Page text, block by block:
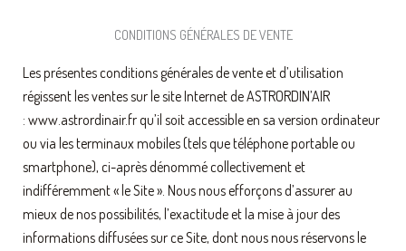
CONDITIONS GÉNÉRALES DE VENTE
Les présentes conditions générales de vente et d’utilisation
régissent les ventes sur le site Internet de ASTRORDIN’AIR
: www.astrordinair.fr qu’il soit accessible en sa version ordinateur
ou via les terminaux mobiles (tels que téléphone portable ou
smartphone), ci-après dénommé collectivement et
indifféremment « le Site ». Nous nous efforçons d’assurer au
mieux de nos possibilités, l’exactitude et la mise à jour des
informations diffusées sur ce Site, dont nous nous réservons le